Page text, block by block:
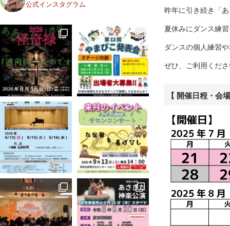
昨年に引き続き「
夏休みにダンス練
ダンスの個人練習
ぜひ、ご利用くだ
【 開催日程・会
公式インスタグラム